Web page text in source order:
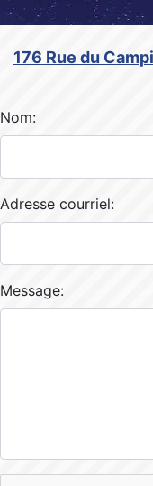
176 Rue du
Nom:
Adresse courriel:
Message: